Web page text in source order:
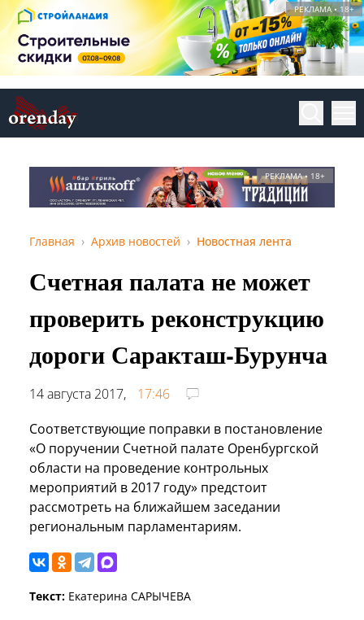
РЕКЛАМА • 18+
РЕКЛАМА • 18+
Главная Архив новостей Новостная лента
Счетная палата не может
проверить реконструкцию
дороги Саракташ-Бурунча
14 августа 2017,
17:46
Соответствующие поправки в постановление
«О поручении Счетной палате Оренбургской
области на проведение контрольных
мероприятий в 2017 году» предстоит
рассмотреть на ближайшем заседании
региональным парламентариям.
Текст: Екатерина САРЫЧЕВА